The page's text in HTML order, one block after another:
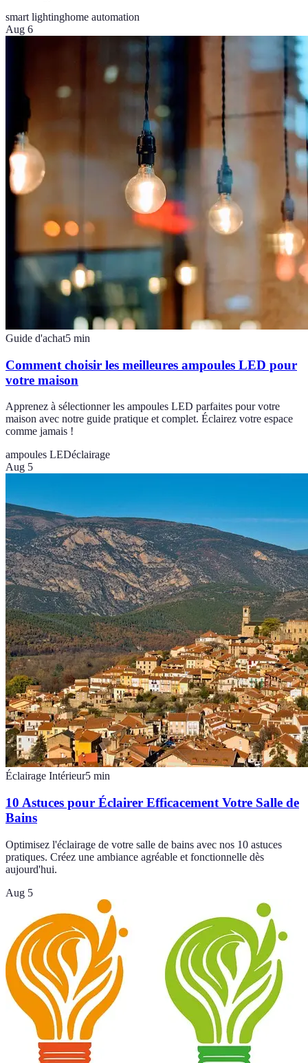
smart lightinghome automation
Aug 6
Guide d'achat5 min
Comment choisir les meilleures ampoules LED pour
votre maison
Apprenez à sélectionner les ampoules LED parfaites pour votre
maison avec notre guide pratique et complet. Éclairez votre espace
comme jamais !
ampoules LEDéclairage
Aug 5
Éclairage Intérieur5 min
10 Astuces pour Éclairer Efficacement Votre Salle de
Bains
Optimisez l'éclairage de votre salle de bains avec nos 10 astuces
pratiques. Créez une ambiance agréable et fonctionnelle dès
aujourd'hui.
Aug 5